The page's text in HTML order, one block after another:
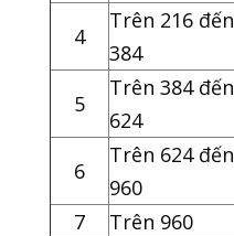
4
Trên 216 đến
384
5
Trên 384 đến
624
6
Trên 624 đến
960
7
Trên 960